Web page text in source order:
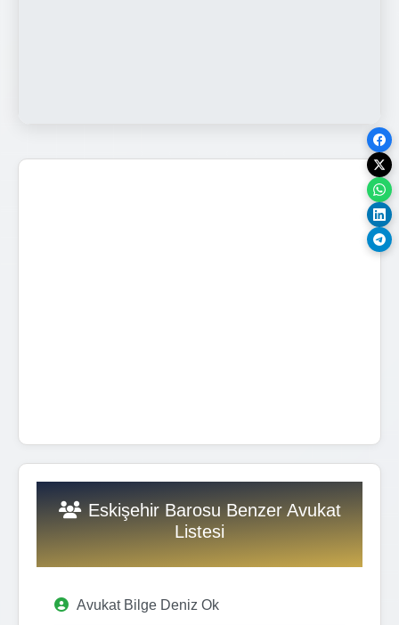
Eskişehir Barosu Benzer Avukat
Listesi
Avukat Bilge Deniz Ok